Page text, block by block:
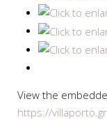
View the
https://